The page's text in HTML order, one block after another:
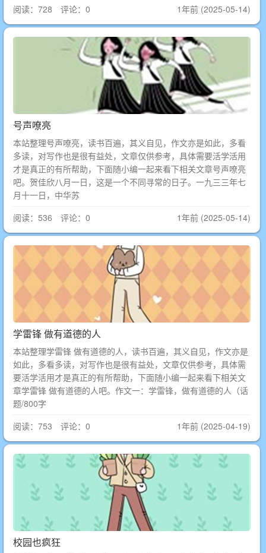
阅读：728 评论：0
1年前 (2025-05-14)
号声嘹亮
本站整理号声嘹亮，读书百遍，其义自见，作文亦是如此，多看
多读，对写作也是很有益处，文章仅供参考，具体需要活学活用
才是真正的有所帮助，下面随小编一起来看下相关文章号声嘹亮
吧。贺佳欣八月一日，这是一个不同寻常的日子。一九三三年七
月十一日，中华苏
阅读：536 评论：0
1年前 (2025-05-14)
学雷锋 做有道德的人
本站整理学雷锋 做有道德的人，读书百遍，其义自见，作文亦是
如此，多看多读，对写作也是很有益处，文章仅供参考，具体需
要活学活用才是真正的有所帮助，下面随小编一起来看下相关文
章学雷锋 做有道德的人吧。作文一：学雷锋，做有道德的人（话
题/800字
阅读：753 评论：0
1年前 (2025-04-19)
校园也疯狂